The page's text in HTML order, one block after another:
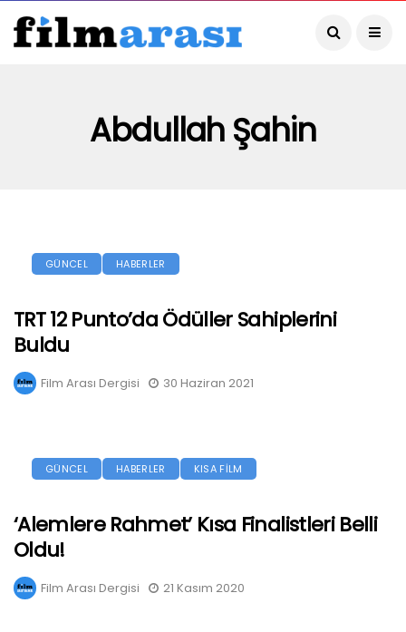
Abdullah Şahin
GÜNCEL HABERLER
TRT 12 Punto’da Ödüller Sahiplerini
Buldu
Film Arası Dergisi 30 Haziran 2021
GÜNCEL HABERLER KISA FİLM
‘Alemlere Rahmet’ Kısa Finalistleri Belli
Oldu!
Film Arası Dergisi 21 Kasım 2020